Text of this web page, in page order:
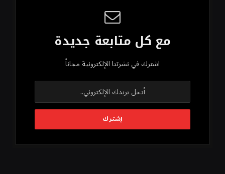
مع كل متابعة جديدة
اشترك في نشرتنا الإلكترونية مجاناً